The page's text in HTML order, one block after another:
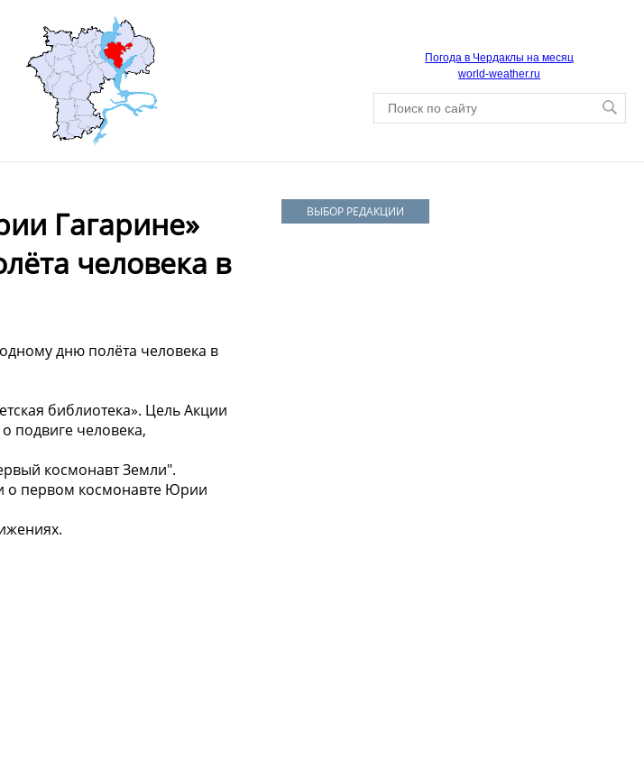
Погода в Чердаклы на месяц
world-weather.ru
Гагарине»
человека в
дню полёта человека в
библиотека». Цель Акции
подвиге человека,
космонавт Земли".
о первом космонавте Юрии
ВЫБОР РЕДАКЦИИ